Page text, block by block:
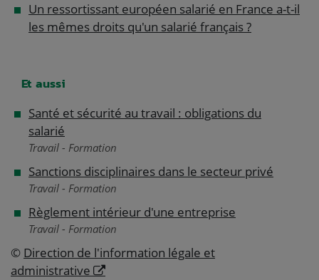
Un ressortissant européen salarié en France a-t-il
les mêmes droits qu'un salarié français ?
Et aussi
Santé et sécurité au travail : obligations du
salarié
Travail - Formation
Sanctions disciplinaires dans le secteur privé
Travail - Formation
Règlement intérieur d'une entreprise
Travail - Formation
© Direction de l'information légale et
administrative